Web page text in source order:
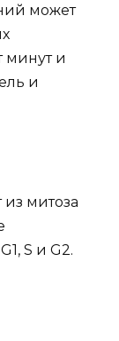
может
минут и
и
из митоза
S и G2.